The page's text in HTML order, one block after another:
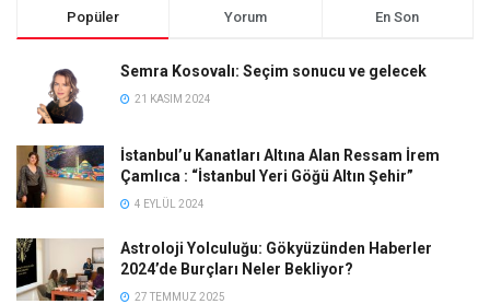
Popüler Yorum En Son
Semra Kosovalı: Seçim sonucu ve gelecek
21 KASIM 2024
İstanbul’u Kanatları Altına Alan Ressam İrem
Çamlıca : “İstanbul Yeri Göğü Altın Şehir”
4 EYLÜL 2024
Astroloji Yolculuğu: Gökyüzünden Haberler
2024’de Burçları Neler Bekliyor?
27 TEMMUZ 2025